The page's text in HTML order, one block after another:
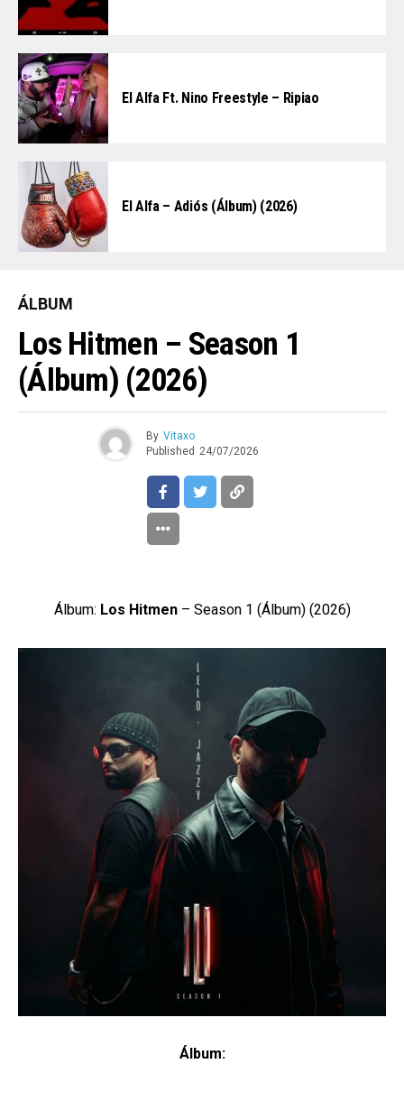
El Alfa Ft. Nino Freestyle – Ripiao
El Alfa – Adiós (Álbum) (2026)
ÁLBUM
Los Hitmen – Season 1
(Álbum) (2026)
By Vitaxo
Published 24/07/2026
Álbum: Los Hitmen– Season 1 (Álbum) (2026)
Álbum: